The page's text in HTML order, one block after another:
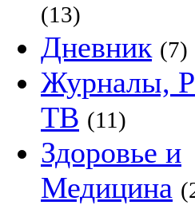
(13)
Дневник (7)
Журналы,
ТВ (11)
Здоровье и
Медицина